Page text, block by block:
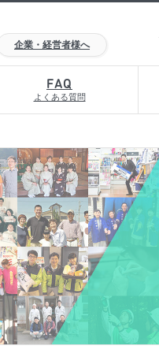
企業・経営者様へ
FAQ
よくある質問